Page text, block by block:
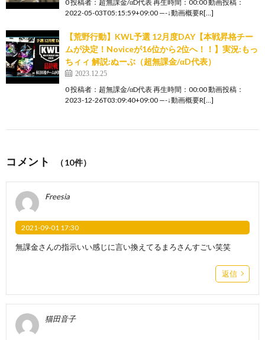
0 投稿者：超無課金/αD代表 再生時間：00:00 動画投稿：
2022-05-03T05:15:59+09:00 —-↓動画概要R[…]
【荒野行動】KWL予選 12月度DAY【本戦昇格チー
ムが決定！Noviceが16位から2位へ！！】実況:もっ
ちィィ 解説:ぬーぶ（超無課金/αD代表）
2023.12.25
0 投稿者：超無課金/αD代表 再生時間：00:00 動画投稿：
2023-12-26T03:09:40+09:00 —-↓動画概要R[…]
コメント （10件）
Freesia
2021-09-01 17:30
無課金さんの指示いい感じに言い換えてるまろさんすごい笑笑
返信
猫田音子